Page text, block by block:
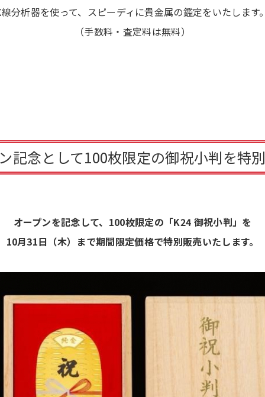
線分析器を使って、スピーディに貴金属の鑑定をいたします
（手数料・査定料は無料）
記念として100枚限定の御祝小判を特
オープンを記念して、100枚限定の「K24 御祝小判」を
10月31日（木）まで期間限定価格で特別販売いたします。